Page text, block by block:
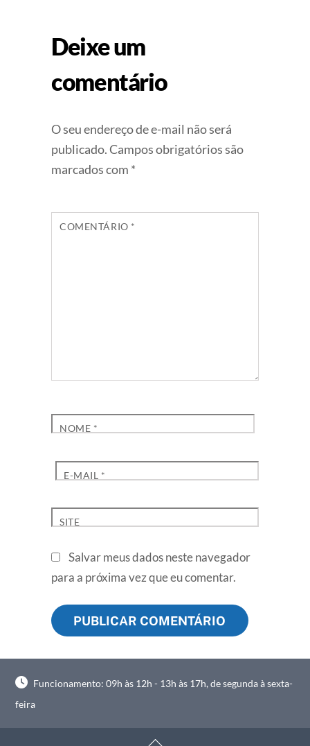
Deixe um
comentário
O seu endereço de e-mail não será
publicado.Campos obrigatórios são
marcados com *
COMENTÁRIO *
NOME *
E-MAIL *
SITE
Salvar meus dados neste navegador
para a próxima vez que eu comentar.
Funcionamento: 09h às 12h - 13h às 17h, de segunda à sexta-
feira
Back